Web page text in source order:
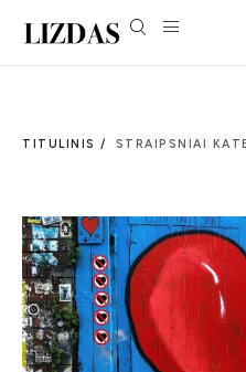
TITULINIS / STRAIPSNIAI